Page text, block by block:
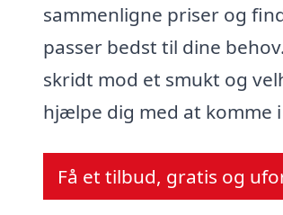
sammenligne priser og
passer bedst til dine
skridt mod et smukt og
hjælpe dig med at komme
Få et tilbud, gratis og